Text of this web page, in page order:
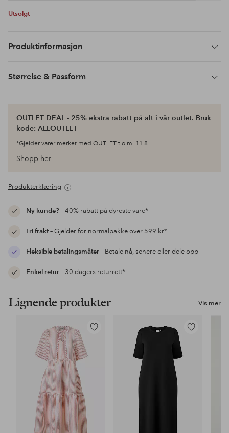
Utsolgt
Produktinformasjon
Størrelse & Passform
OUTLET DEAL - 25% ekstra rabatt på alt i vår outlet. Bruk
kode: ALLOUTLET
*Gjelder varer merket med OUTLET t.o.m. 11.8.
Shopp her
Produkterklæring
Ny kunde?– 40% rabatt på dyreste vare*
Fri frakt– Gjelder for normalpakke over 599 kr*
Fleksible betalingsmåter– Betale nå, senere eller dele opp
Enkel retur– 30 dagers returrett*
Vis mer
Lignende produkter
Legg
Legg